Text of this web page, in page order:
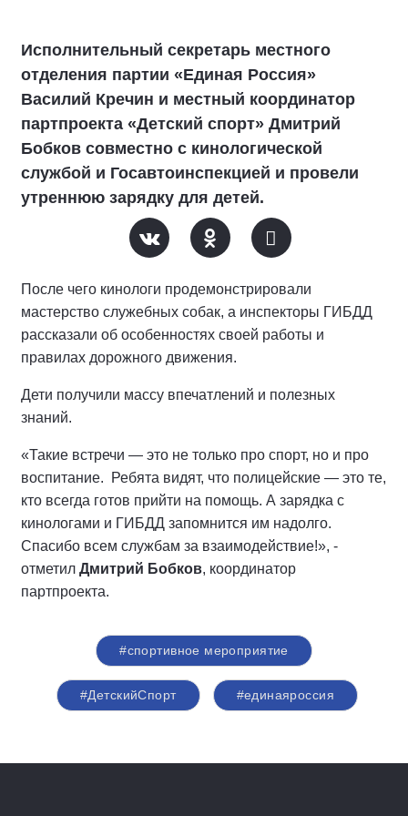
Исполнительный секретарь местного
отделения партии «Единая Россия»
Василий Кречин и местный координатор
партпроекта «Детский спорт» Дмитрий
Бобков совместно с кинологической
службой и Госавтоинспекцией и провели
утреннюю зарядку для детей.
После чего кинологи продемонстрировали
мастерство служебных собак, а инспекторы ГИБДД
рассказали об особенностях своей работы и
правилах дорожного движения.
Дети получили массу впечатлений и полезных
знаний.
«Такие встречи — это не только про спорт, но и про
воспитание. Ребята видят, что полицейские — это те,
кто всегда готов прийти на помощь. А зарядка с
кинологами и ГИБДД запомнится им надолго.
Спасибо всем службам за взаимодействие!», -
отметил Дмитрий Бобков, координатор
партпроекта.
#спортивное мероприятие
#ДетскийСпорт #единаяроссия